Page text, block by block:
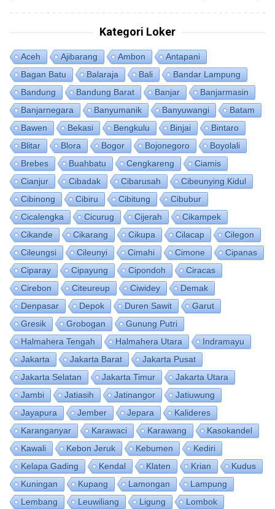
Kategori Loker
Aceh Ajibarang Ambon
Antapani
Bagan Batu
Balaraja Bali
Bandar Lampung
Bandung
Bandung Barat Banjar
Banjarmasin
Banjarnegara
Banyumanik Banyuwangi
Batam
Bawen
Bekasi Bengkulu Binjai
Bintaro
Blitar
Blora Bogor Bojonegoro
Boyolali
Brebes
Buahbatu Cengkareng
Ciamis
Cianjur
Cibadak Cibarusah
Cibeunying Kidul
Cibinong
Cibiru Cibitung
Cibubur
Cicalengka
Cicurug Cijerah
Cikampek
Cikande
Cikarang Cikupa Cilacap
Cilegon
Cileungsi
Cileunyi Cimahi Cimone
Cipanas
Ciparay
Cipayung Cipondoh
Ciracas
Cirebon
Citeureup Ciwidey
Demak
Denpasar
Depok Duren Sawit
Garut
Gresik
Grobogan
Gunung Putri
Halmahera Tengah
Halmahera Utara
Indramayu
Jakarta
Jakarta Barat
Jakarta Pusat
Jakarta Selatan
Jakarta Timur
Jakarta Utara
Jambi
Jatiasih Jatinangor
Jatiuwung
Jayapura
Jember Jepara
Kalideres
Karanganyar
Karawaci Karawang
Kasokandel
Kawali
Kebon Jeruk Kebumen
Kediri
Kelapa Gading
Kendal Klaten Krian
Kudus
Kuningan
Kupang Lamongan
Lampung
Lembang
Leuwiliang Ligung
Lombok